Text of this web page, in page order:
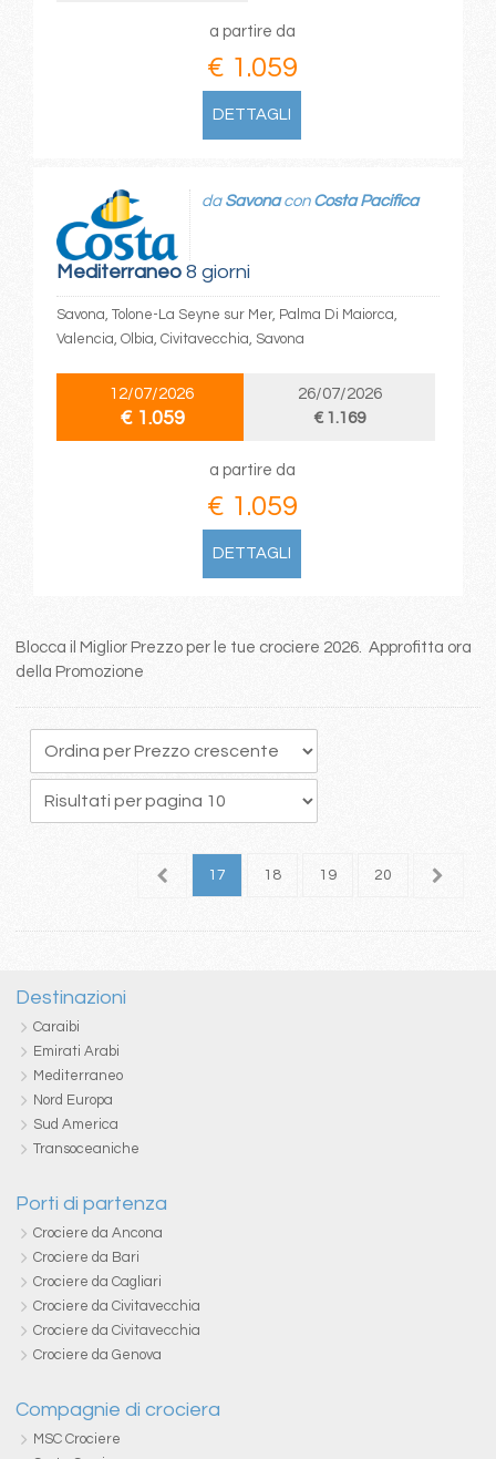
a partire da
€ 1.059
DETTAGLI
Mediterraneo8 giorni
da Savonacon Costa Pacifica
Savona, Tolone-La Seyne sur Mer, Palma Di Maiorca,
Valencia, Olbia, Civitavecchia, Savona
12/07/2026
€ 1.059
26/07/2026
€ 1.169
a partire da
€ 1.059
DETTAGLI
Blocca il Miglior Prezzo per le tue crociere 2026. Approfitta ora
della Promozione
16 17 18 19 20 21
Destinazioni
Caraibi
Emirati Arabi
Mediterraneo
Nord Europa
Sud America
Transoceaniche
Porti di partenza
Crociere da Ancona
Crociere da Bari
Crociere da Cagliari
Crociere da Civitavecchia
Crociere da Civitavecchia
Crociere da Genova
Compagnie di crociera
MSC Crociere